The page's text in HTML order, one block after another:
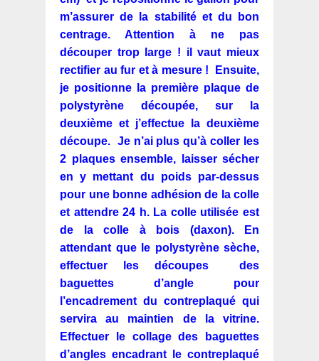
m’assurer de la stabilité et du bon
centrage. Attention à ne pas
découper trop large ! il vaut mieux
rectifier au fur et à mesure ! Ensuite,
je positionne la première plaque de
polystyrène découpée, sur la
deuxième et j’effectue la deuxième
découpe. Je n’ai plus qu’à coller les
2 plaques ensemble, laisser sécher
en y mettant du poids par-dessus
pour une bonne adhésion de la colle
et attendre 24 h. La colle utilisée est
de la colle à bois (daxon). En
attendant que le polystyrène sèche,
effectuer les découpes des
baguettes d’angle pour
l’encadrement du contreplaqué qui
servira au maintien de la vitrine.
Effectuer le collage des baguettes
d’angles encadrant le contreplaqué